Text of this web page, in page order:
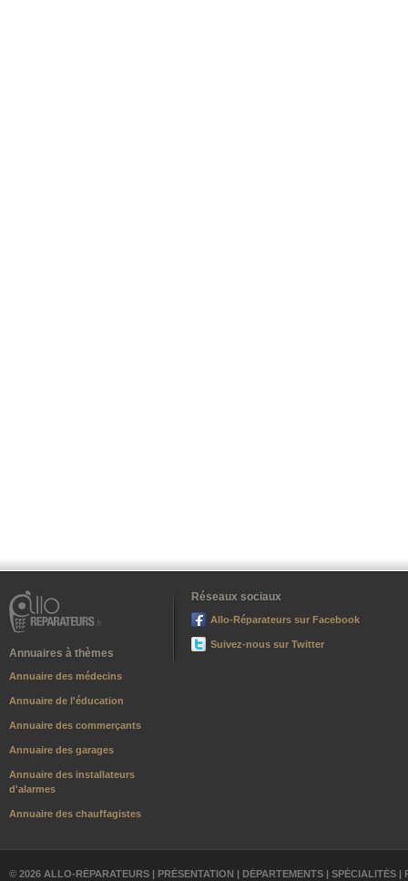
Annuaires à thèmes
Annuaire des médecins
Annuaire de l'éducation
Annuaire des commerçants
Annuaire des garages
Annuaire des installateurs
d'alarmes
Annuaire des chauffagistes
Réseaux sociaux
Allo-Réparateurs sur Facebook
Suivez-nous sur Twitter
© 2026 ALLO-RÉPARATEURS | PRÉSENTATION | DÉPARTEMENTS | SPÉCIALITÉS |